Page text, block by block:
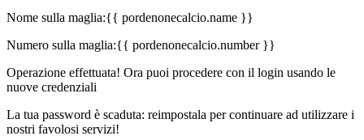
Nome sulla maglia:{{ pordenonecalcio.name }}
Numero sulla maglia:{{ pordenonecalcio.number }}
Operazione effettuata! Ora puoi procedere con il login usando le
nuove credenziali
La tua password è scaduta: reimpostala per continuare ad utilizzare i
nostri favolosi servizi!